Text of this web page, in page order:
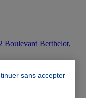
Boulevard Berthelot,
sans accepter